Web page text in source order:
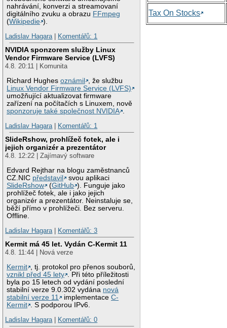
nahrávání, konverzi a streamovaní
digitálního zvuku a obrazu FFmpeg
(Wikipedie ).
Ladislav Hagara| Komentářů: 1
NVIDIA sponzorem služby Linux
Vendor Firmware Service (LVFS)
4.8. 20:11 | Komunita
Richard Hughesoznámil
, že službu
Linux Vendor Firmware Service (LVFS)
umožňující aktualizovat firmware
zařízení na počítačích s Linuxem, nově
sponzoruje také společnost NVIDIA
Ladislav Hagara| Komentářů: 1
SlideRshow, prohlížeč fotek, ale i
jejich organizér a prezentátor
4.8. 12:22 | Zajímavý software
Edvard Rejthar na blogu zaměstnanců
CZ.NIC představil
svou aplikaci
SlideRshow
(GitHub ). Funguje jako
prohlížeč fotek, ale i jako jejich
organizér a prezentátor. Neinstaluje se,
běží přímo v prohlížeči. Bez serveru.
Offline.
Ladislav Hagara| Komentářů: 3
Kermit má 45 let. Vydán C-Kermit 11
4.8. 11:44 | Nová verze
Kermit
, tj. protokol pro přenos souborů,
vznikl před 45 lety
. Při této příležitosti
byla po 15 letech od vydání poslední
stabilní verze 9.0.302 vydána nová
stabilní verze 11
implementaceC-
Kermit
. S podporou IPv6.
Ladislav Hagara| Komentářů: 0
Tax On Stocks